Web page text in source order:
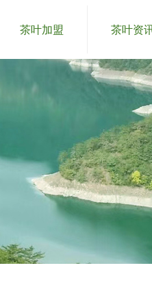
茶叶加盟 茶叶资